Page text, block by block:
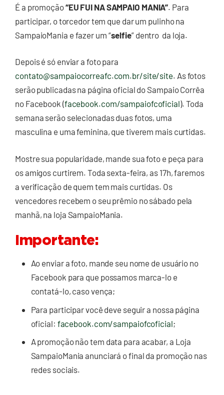
É a promoção“EU FUI NA SAMPAIO MANIA”. Para
participar, o torcedor tem que dar um pulinho na
SampaioMania e fazer um “selfie” dentro da loja.
Depois é só enviar a foto para
contato@sampaiocorreafc.com.br/site/site. As fotos
serão publicadas na página oficial do Sampaio Corrêa
no Facebook (facebook.com/sampaiofcoficial). Toda
semana serão selecionadas duas fotos, uma
masculina e uma feminina, que tiverem mais curtidas.
Mostre sua popularidade, mande sua foto e peça para
os amigos curtirem. Toda sexta-feira, as 17h, faremos
a verificação de quem tem mais curtidas. Os
vencedores recebem o seu prêmio no sábado pela
manhã, na loja SampaioMania.
Importante:
Ao enviar a foto, mande seu nome de usuário no
Facebook para que possamos marca-lo e
contatá-lo, caso vença;
Para participar você deve seguir a nossa página
oficial: facebook.com/sampaiofcoficial;
A promoção não tem data para acabar, a Loja
SampaioMania anunciará o final da promoção nas
redes sociais.